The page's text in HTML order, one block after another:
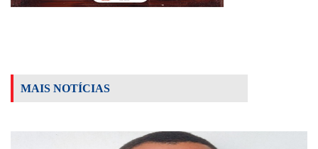
MAIS NOTÍCIAS